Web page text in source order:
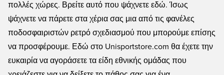
πολλές χώρες. Βρείτε αυτό που ψάχνετε εδώ. Ίσως
ψάχνετε να πάρετε στα χέρια σας μια από τις φανέλες
ποδοσφαιριστών ρετρό σχεδιασμού που μπορούμε επίσης
να προσφέρουμε. Εδώ στο Unisportstore.com θα έχετε την
ευκαιρία να αγοράσετε τα είδη εθνικής ομάδας που